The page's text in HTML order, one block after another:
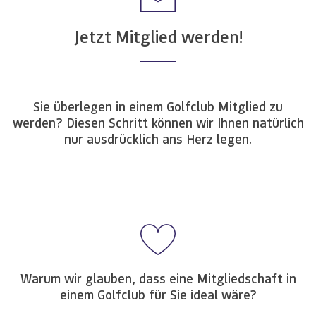
Jetzt Mitglied werden!
Sie überlegen in einem Golfclub Mitglied zu
werden? Diesen Schritt können wir Ihnen natürlich
nur ausdrücklich ans Herz legen.
Warum wir glauben, dass eine Mitgliedschaft in
einem Golfclub für Sie ideal wäre?